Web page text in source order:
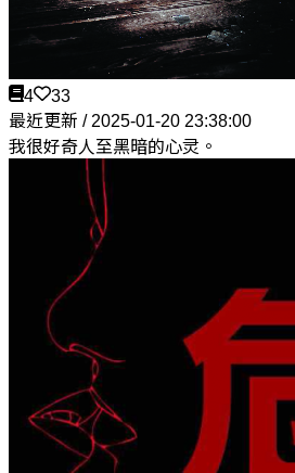
4
33
最近更新 / 2025-01-20 23:38:00
我很好奇人至黑暗的心灵。